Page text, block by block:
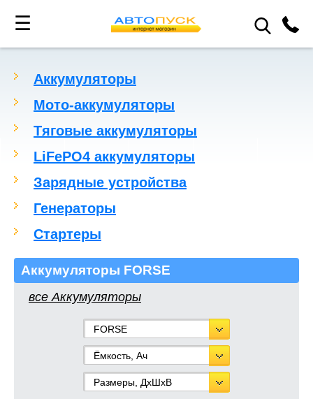
☰
Аккумуляторы
Мото-аккумуляторы
Тяговые аккумуляторы
LiFePO4 аккумуляторы
Зарядные устройства
Генераторы
Стартеры
Аккумуляторы FORSE
все Аккумуляторы
FORSE
Ёмкость, Ач
Размеры, ДхШхВ